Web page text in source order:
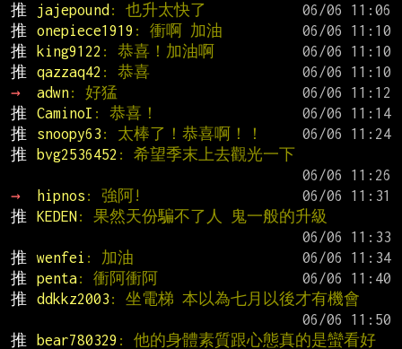
推
jajepound : 也升太快了
推
onepiece1919 : 衝啊 加油
推
king9122 : 恭喜！加油啊
推
qazzaq42 : 恭喜
→
adwn: 好猛
推
CaminoI : 恭喜！
推
snoopy63 : 太棒了！恭喜啊！！
推
bvg2536452 : 希望季末上去觀光一下
→
hipnos : 強阿!
推
KEDEN: 果然天份騙不了人 鬼一般的升級
推
wenfei : 加油
推
penta: 衝阿衝阿
推
ddkkz2003 : 坐電梯 本以為七月以後才有機會
推
bear780329 : 他的身體素質跟心態真的是蠻看好